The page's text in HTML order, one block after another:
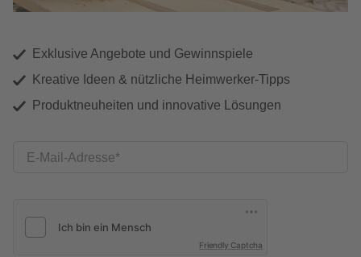
Exklusive Angebote und Gewinnspiele
Kreative Ideen & nützliche Heimwerker-Tipps
Produktneuheiten und innovative Lösungen
E-Mail-Adresse
Friendly Captcha